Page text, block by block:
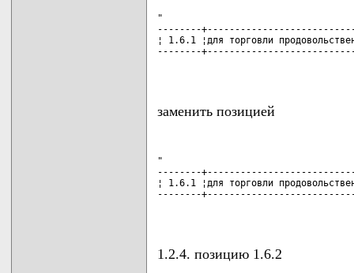
"
--------
¦ 1.6.1 ¦для торговли
--------
заменить позицией
"
--------
¦ 1.6.1 ¦для торговли
--------
1.2.4. позицию 1.6.2